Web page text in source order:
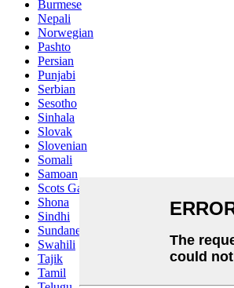
Burmese
Nepali
Norwegian
Pashto
Persian
Punjabi
Serbian
Sesotho
Sinhala
Slovak
Slovenian
Somali
Samoan
Scots Gaelic
Shona
Sindhi
Sundanese
Swahili
Tajik
Tamil